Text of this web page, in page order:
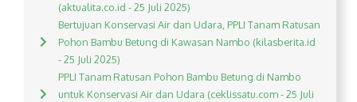
(aktualita.co.id - 25 Juli 2025)
Bertujuan Konservasi Air dan Udara, PPLI Tanam Ratusan
Pohon Bambu Betung di Kawasan Nambo (kilasberita.id
- 25 Juli 2025)
PPLI Tanam Ratusan Pohon Bambu Betung di Nambo
untuk Konservasi Air dan Udara (ceklissatu.com - 25 Juli